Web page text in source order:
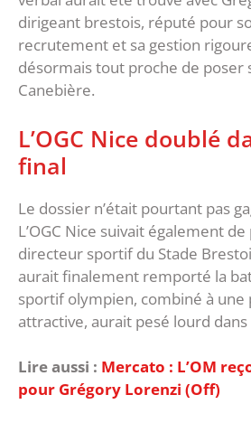
dirigeant brestois, réputé pour
recrutement et sa gestion
désormais tout proche de poser
Canebière.
‎L’OGC Nice doublé
final
‎Le dossier n’était pourtant pas
L’OGC Nice suivait également
directeur sportif du Stade
aurait finalement remporté la
sportif olympien, combiné à une
attractive, aurait pesé lourd dans
Lire aussi : Mercato : L’OM
pour Grégory Lorenzi (Off)